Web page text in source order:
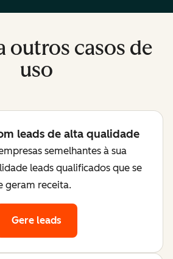
outros casos de
uso
leads de alta qualidade
semelhantes à sua
leads qualificados que se
geram receita.
Gere leads